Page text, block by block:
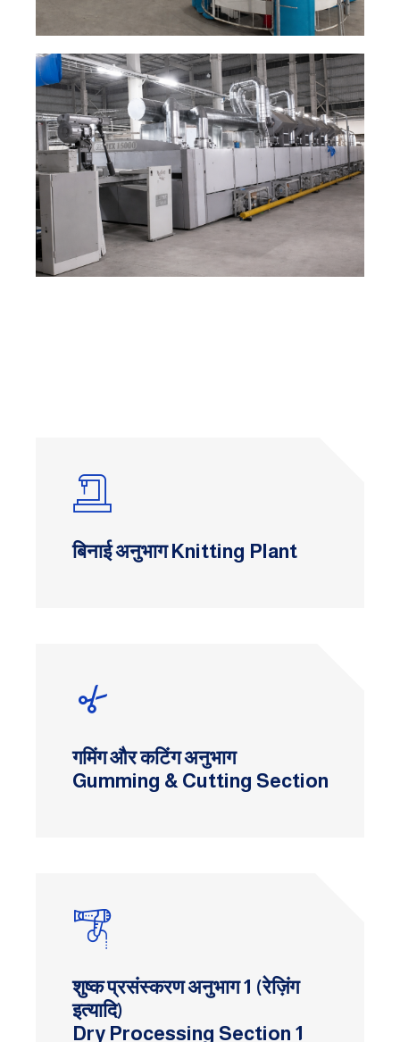
बिनाई अनुभाग Knitting Plant
गमिंग और कटिंग अनुभाग
Gumming & Cutting Section
शुष्क प्रसंस्करण अनुभाग 1 (रेज़िंग
इत्यादि)
Dry Processing Section 1